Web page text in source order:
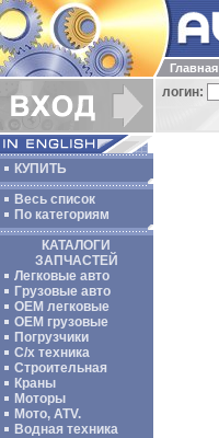
Главная
логин:
КУПИТЬ
Весь список
По категориям
КАТАЛОГИ
ЗАПЧАСТЕЙ
Легковые авто
Грузовые авто
ОЕМ легковые
OEM грузовые
Погрузчики
С/х техника
Строительная
Краны
Моторы
Мото, ATV.
Водная техника